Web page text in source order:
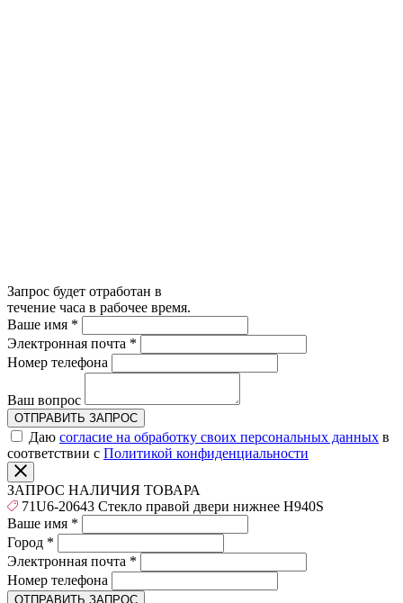
Запрос будет отработан в
течение часа в рабочее время.
Ваше имя *
Электронная почта *
Номер телефона
Ваш вопрос
ОТПРАВИТЬ ЗАПРОС
Даю согласие на обработку своих персональных данных в
соответствии с Политикой конфиденциальности
ЗАПРОС НАЛИЧИЯ ТОВАРА
71U6-20643 Стекло правой двери нижнее H940S
Ваше имя *
Город *
Электронная почта *
Номер телефона
ОТПРАВИТЬ ЗАПРОС